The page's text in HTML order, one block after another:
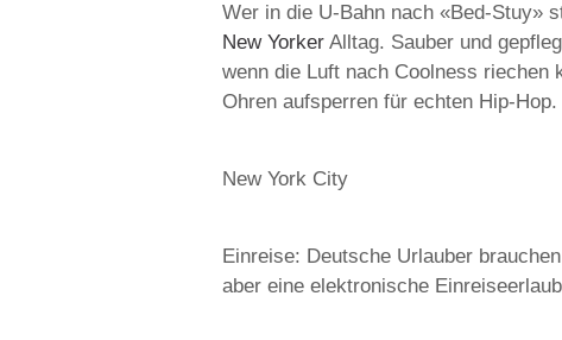
Wer in die U-Bahn nach «Bed-Stuy»
New Yorker Alltag. Sauber und
wenn die Luft nach Coolness riechen
Ohren aufsperren für echten Hip-Hop.
New York City
Einreise: Deutsche Urlauber
aber eine elektronische